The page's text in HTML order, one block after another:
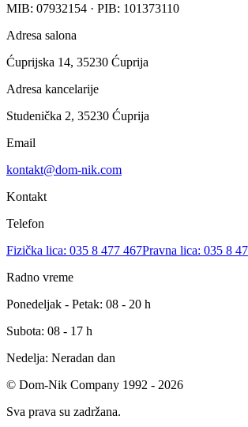
MIB: 07932154 · PIB: 101373110
Adresa salona
Ćuprijska 14, 35230 Ćuprija
Adresa kancelarije
Studenička 2, 35230 Ćuprija
Email
kontakt@dom-nik.com
Kontakt
Telefon
Fizička lica: 035 8 477 467Pravna lica: 035 8
Radno vreme
Ponedeljak - Petak: 08 - 20 h
Subota: 08 - 17 h
Nedelja: Neradan dan
© Dom-Nik Company 1992 - 2026
Sva prava su zadržana.